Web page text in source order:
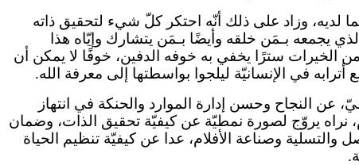
لديه، وزاد على ذلك أنّه احتكر كلّ شيء لتحقيق ذاته
يجمعه بـمَن خلقه وأيضًا بـمَن يتشارك وإيّاه هذا
الخيرات سترًا يخفي به خوفه الدفين، خوفًا لا يمكن أن
في الإنسانيّة ليلجوا بواسطتها إلى معرفة الله.
عن النجاح وحسن إدارة الموارد والحنكة في انتهاز
نراه يروّج لصورة نمطيّة عن كيفيّة تحقيق الذات، وضمان
وصناعة الأفلام، عدا عن كيفيّة تنظيم الحياة